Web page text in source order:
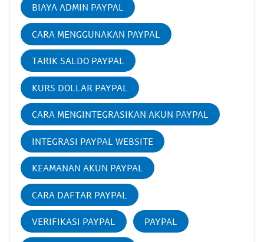
BIAYA ADMIN PAYPAL
CARA MENGGUNAKAN PAYPAL
TARIK SALDO PAYPAL
KURS DOLLAR PAYPAL
CARA MENGINTEGRASIKAN AKUN PAYPAL
INTEGRASI PAYPAL WEBSITE
KEAMANAN AKUN PAYPAL
CARA DAFTAR PAYPAL
VERIFIKASI PAYPAL PAYPAL